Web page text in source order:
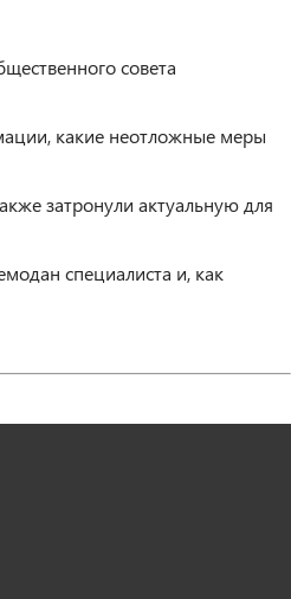
совета
какие неотложные меры
затронули актуальную для
специалиста и, как